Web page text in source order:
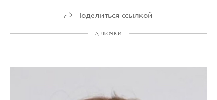
Поделиться ссылкой
ДЕВОЧКИ